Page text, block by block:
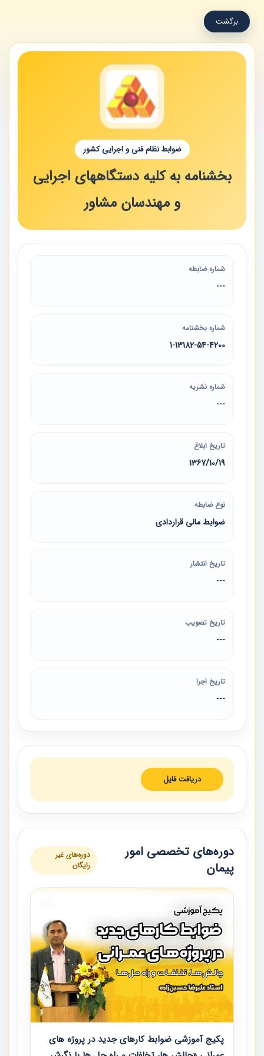
برگشت
ضوابط نظام فنی و اجرایی کشور
بخشنامه به کلیه دستگاههای اجرایی
و مهندسان مشاور
شماره ضابطه
---
شماره بخشنامه
1-13182-54-4200
شماره نشریه
---
تاریخ ابلاغ
1367/10/19
نوع ضابطه
ضوابط مالی قراردادی
تاریخ انتشار
---
تاریخ تصویب
---
تاریخ اجرا
---
دریافت فایل
دوره‌های تخصصی امور
پیمان
دوره‌های غیر
رایگان
پکیج آموزشی ضوابط کارهای جدید در پروژه های